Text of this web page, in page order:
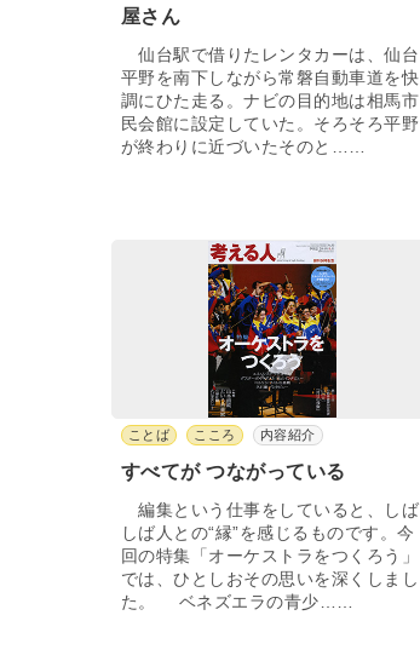
屋さん
仙台駅で借りたレンタカーは、仙台
平野を南下しながら常磐自動車道を快
調にひた走る。ナビの目的地は相馬市
民会館に設定していた。そろそろ平野
が終わりに近づいたそのと……
ことば こころ 内容紹介
すべてが つながっている
編集という仕事をしていると、しば
しば人との“縁”を感じるものです。今
回の特集「オーケストラをつくろう」
では、ひとしおその思いを深くしまし
た。 ベネズエラの青少……